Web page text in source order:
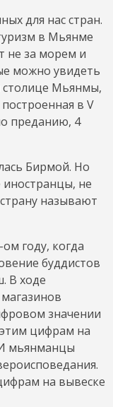
для нас стран.
в Мьянме
не за морем и
можно увидеть
столице Мьянмы,
в V
преданию, 4
Бирмой. Но
иностранцы, не
называют
году, когда
буддистов
В ходе
значении
цифрам на
И мьянманцы
на вывеске